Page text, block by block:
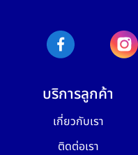
บริการลูกค้า
เกี่ยวกับเรา
ติดต่อเรา